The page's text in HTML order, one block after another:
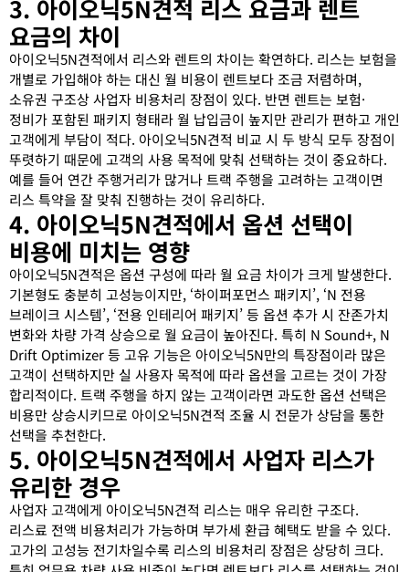
3. 아이오닉5N견적 리스 요금과 렌트
요금의 차이
아이오닉5N견적에서 리스와 렌트의 차이는 확연하다. 리스는 보험을
개별로 가입해야 하는 대신 월 비용이 렌트보다 조금 저렴하며,
소유권 구조상 사업자 비용처리 장점이 있다. 반면 렌트는 보험·
정비가 포함된 패키지 형태라 월 납입금이 높지만 관리가 편하고 개인
고객에게 부담이 적다. 아이오닉5N견적 비교 시 두 방식 모두 장점이
뚜렷하기 때문에 고객의 사용 목적에 맞춰 선택하는 것이 중요하다.
예를 들어 연간 주행거리가 많거나 트랙 주행을 고려하는 고객이면
리스 특약을 잘 맞춰 진행하는 것이 유리하다.
4. 아이오닉5N견적에서 옵션 선택이
비용에 미치는 영향
아이오닉5N견적은 옵션 구성에 따라 월 요금 차이가 크게 발생한다.
기본형도 충분히 고성능이지만, ‘하이퍼포먼스 패키지’, ‘N 전용
브레이크 시스템’, ‘전용 인테리어 패키지’ 등 옵션 추가 시 잔존가치
변화와 차량 가격 상승으로 월 요금이 높아진다. 특히 N Sound+, N
Drift Optimizer 등 고유 기능은 아이오닉5N만의 특장점이라 많은
고객이 선택하지만 실 사용자 목적에 따라 옵션을 고르는 것이 가장
합리적이다. 트랙 주행을 하지 않는 고객이라면 과도한 옵션 선택은
비용만 상승시키므로 아이오닉5N견적 조율 시 전문가 상담을 통한
선택을 추천한다.
5. 아이오닉5N견적에서 사업자 리스가
유리한 경우
사업자 고객에게 아이오닉5N견적 리스는 매우 유리한 구조다.
리스료 전액 비용처리가 가능하며 부가세 환급 혜택도 받을 수 있다.
고가의 고성능 전기차일수록 리스의 비용처리 장점은 상당히 크다.